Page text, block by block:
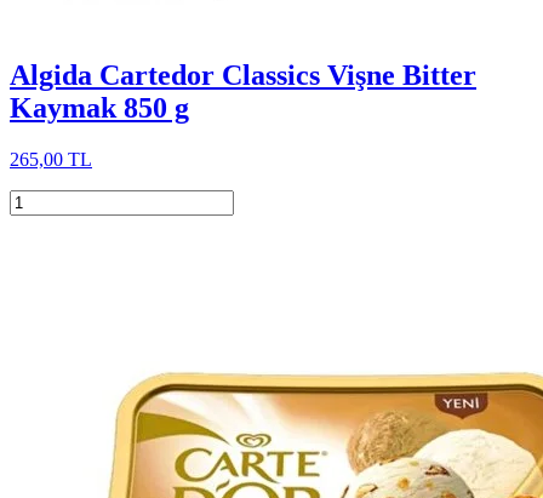
Algida Cartedor Classics Vişne Bitter
Kaymak 850 g
265,00 TL